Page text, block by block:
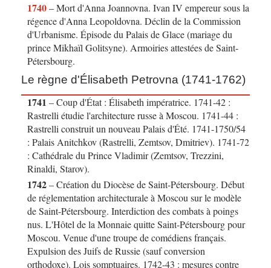
1740– Mort d'Anna Joannovna. Ivan IV empereur sous la
régence d'Anna Leopoldovna. Déclin de la Commission
d'Urbanisme. Épisode du Palais de Glace (mariage du
prince Mikhaïl Golitsyne). Armoiries attestées de Saint-
Pétersbourg.
Le règne d'Élisabeth Petrovna (1741-1762)
1741 – Coup d'État : Élisabeth impératrice. 1741-42 :
Rastrelli étudie l'architecture russe à Moscou. 1741-44 :
Rastrelli construit un nouveau Palais d'Été. 1741-1750/54
: Palais Anitchkov (Rastrelli, Zemtsov, Dmitriev). 1741-72
: Cathédrale du Prince Vladimir (Zemtsov, Trezzini,
Rinaldi, Starov).
1742– Création du Diocèse de Saint-Pétersbourg. Début
de réglementation architecturale à Moscou sur le modèle
de Saint-Pétersbourg. Interdiction des combats à poings
nus. L'Hôtel de la Monnaie quitte Saint-Pétersbourg pour
Moscou. Venue d'une troupe de comédiens français.
Expulsion des Juifs de Russie (sauf conversion
orthodoxe). Lois somptuaires. 1742-43 : mesures contre